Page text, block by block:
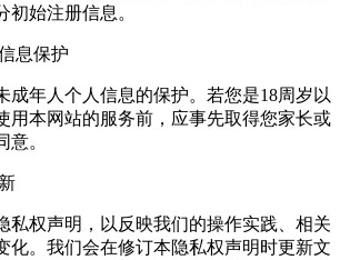
初始注册信息。
息保护
成年人个人信息的保护。若您是18周岁以
用本网站的服务前，应事先取得您家长或
。
私权声明，以反映我们的操作实践、相关
化。我们会在修订本隐私权声明时更新文